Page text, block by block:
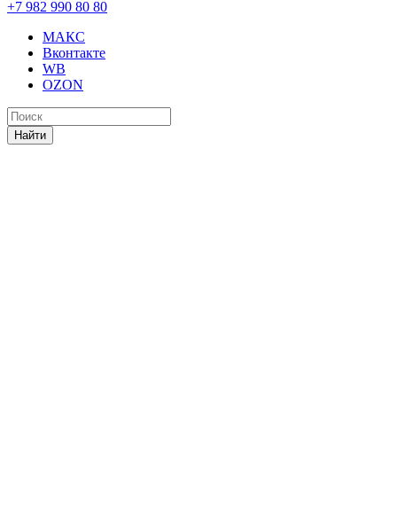
+7 982 990 80 80
МАКС
Вконтакте
WB
OZON
Найти